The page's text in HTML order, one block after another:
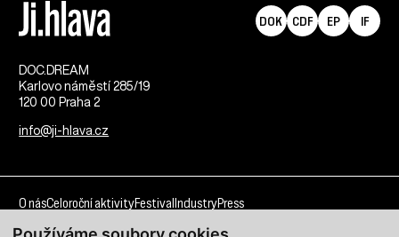
DOC.DREAM​
Karlovo náměstí 285/19
120 00 Praha 2
info@ji-hlava.cz
DOK CDF EP IF
O násCeloroční aktivityFestival IndustryPress